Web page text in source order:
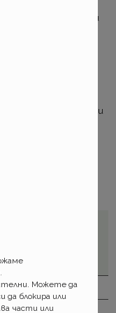
застраховаем при
и всички или ми
покритие
и е евтино.
30см”.
Можете да
да блокира или
части или